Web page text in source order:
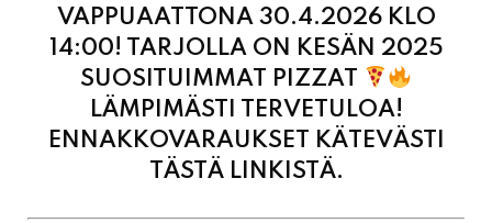
VAPPUAATTONA 30.4.2026 KLO
14:00! TARJOLLA ON KESÄN 2025
SUOSITUIMMAT PIZZAT
LÄMPIMÄSTI TERVETULOA!
ENNAKKOVARAUKSET KÄTEVÄSTI
TÄSTÄ LINKISTÄ.